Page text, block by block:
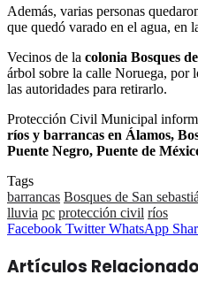
Además, varias personas
que quedó varado en el agua, en
Vecinos de la colonia Bosques
árbol sobre la calle Noruega, por
las autoridades para retirarlo.
Protección Civil Municipal
ríos y barrancas en Álamos,
Puente Negro, Puente de
Tags
barrancas Bosques de San
lluvia pc protección civil ríos
Facebook
Twitter
WhatsApp
Share
Email
Facebook Twitter WhatsApp
Artículos